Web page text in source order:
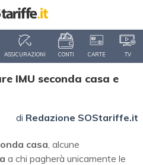
ASSICURAZIONI CONTI CARTE TV
IMU seconda casa e
di Redazione SOStariffe.it
casa, alcune
a chi pagherà unicamente le